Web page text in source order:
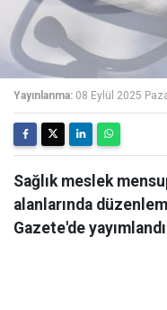
Yayınlanma: 08 Eylül 2025
Sağlık meslek
alanlarında
Gazete'de